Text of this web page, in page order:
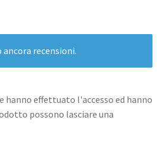
ancora recensioni.
hanno effettuato l'accesso ed hanno
possono lasciare una